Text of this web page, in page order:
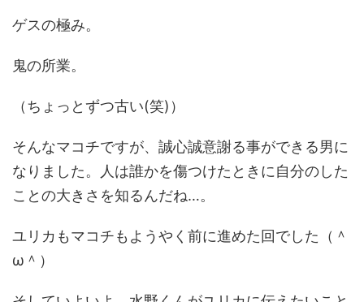
ゲスの極み。
鬼の所業。
（ちょっとずつ古い(笑)）
そんなマコチですが、誠心誠意謝る事ができる男に
なりました。人は誰かを傷つけたときに自分のした
ことの大きさを知るんだね…。
ユリカもマコチもようやく前に進めた回でした（＾
ω＾）